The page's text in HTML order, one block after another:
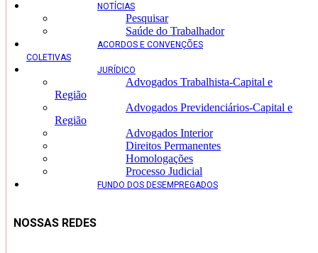
NOTÍCIAS
Pesquisar
Saúde do Trabalhador
ACORDOS E CONVENÇÕES
COLETIVAS
JURÍDICO
Advogados Trabalhista-Capital e
Região
Advogados Previdenciários-Capital e
Região
Advogados Interior
Direitos Permanentes
Homologações
Processo Judicial
FUNDO DOS DESEMPREGADOS
NOSSAS REDES